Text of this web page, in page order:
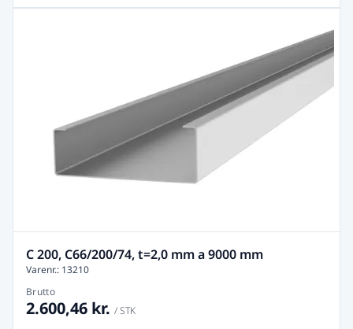
C 200, C66/200/74, t=2,0 mm a 9000 mm
Varenr.: 13210
Brutto
2.600,46 kr. / STK